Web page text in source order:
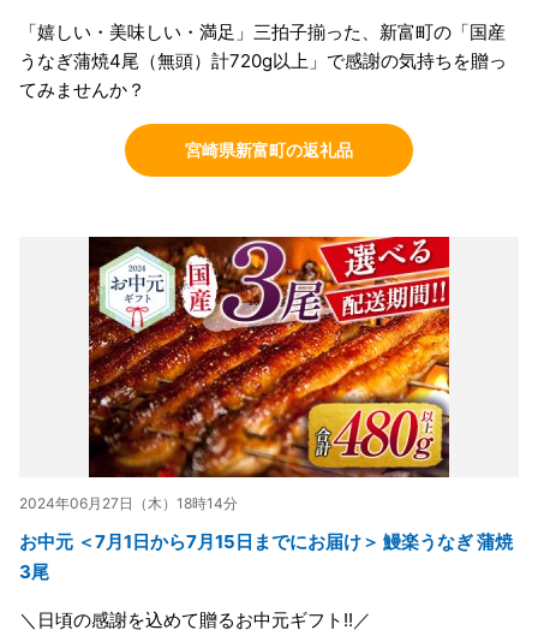
「嬉しい・美味しい・満足」三拍子揃った、新富町の「国産
うなぎ蒲焼4尾（無頭）計720g以上」で感謝の気持ちを贈っ
てみませんか？
宮崎県新富町の返礼品
2024年06月27日（木）18時14分
お中元 ＜7月1日から7月15日までにお届け＞ 鰻楽うなぎ 蒲焼
3尾
＼日頃の感謝を込めて贈るお中元ギフト!!／